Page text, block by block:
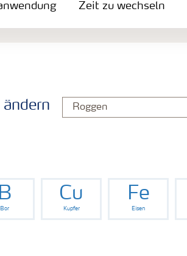
Zeit zu wechseln
B
Bor
Cu
Kupfer
Fe
Eisen